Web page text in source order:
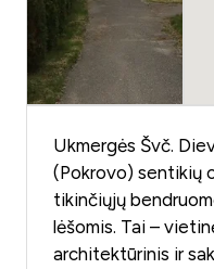
Ukmergės Švč.
(Pokrovo) sentikių
tikinčiųjų
lėšomis. Tai –
architektūrinis ir